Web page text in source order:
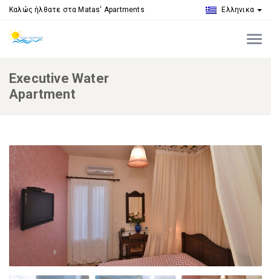
Καλώς ήλθατε στα Matas' Apartments Ελληνικα
Executive Water
Apartment